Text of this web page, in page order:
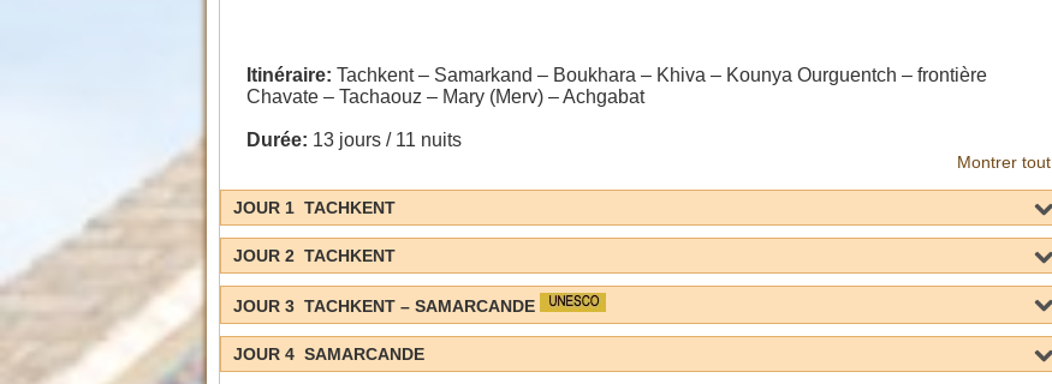
Itinéraire:Tachkent – Samarkand – Boukhara – Khiva – Kounya Ourguentch – frontière
Chavate – Tachaouz – Mary (Merv) – Achgabat
Durée: 13 jours / 11 nuits
Montrer tout
JOUR 1 TACHKENT
JOUR 2 TACHKENT
JOUR 3 TACHKENT – SAMARCANDE
JOUR 4 SAMARCANDE